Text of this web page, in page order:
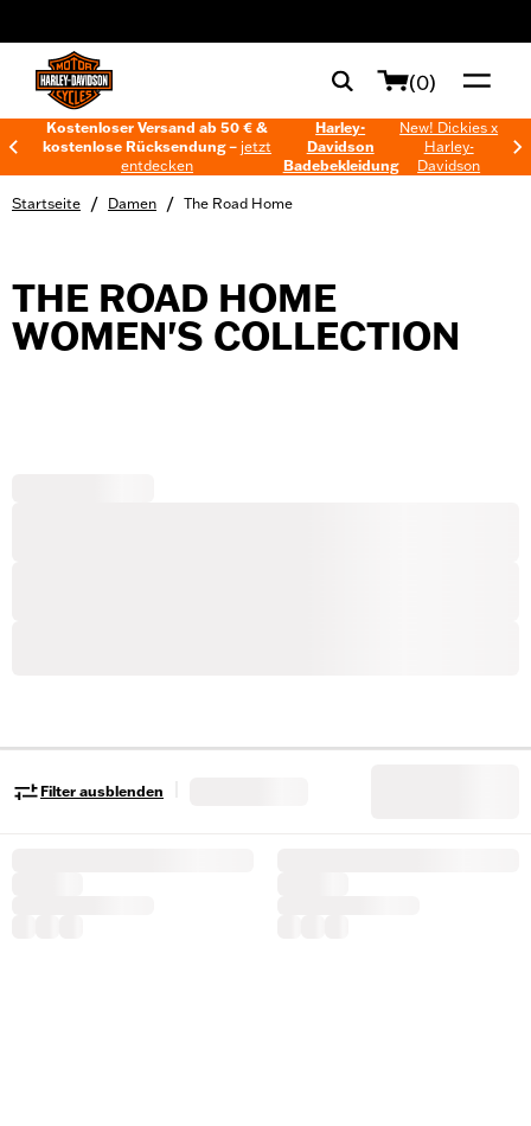
(0)
Kostenloser Versand ab 50 € &
kostenlose Rücksendung – jetzt
entdecken
Harley-
Davidson
Badebekleidung
New! Dickies x
Harley-
Davidson
Startseite / Damen / The Road Home
THE ROAD HOME
WOMEN'S COLLECTION
Filter ausblenden